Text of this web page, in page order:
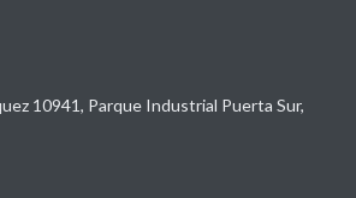
10941, Parque Industrial Puerta Sur,